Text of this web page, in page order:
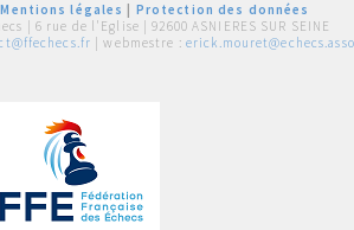
Mentions légales
Protection des données
| 6 rue de l'Eglise | 92600 ASNIERES SUR SEINE
| webmestre :